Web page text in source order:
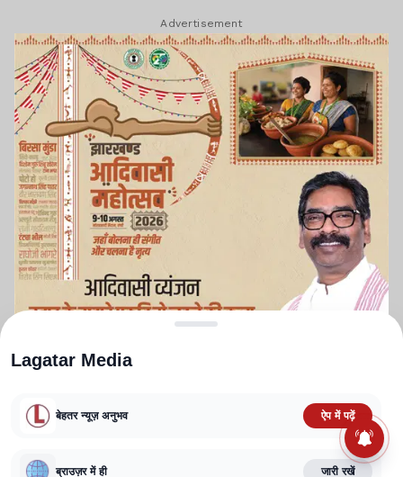
Advertisement
TERMS AND CONDITIONS
CORRECTIONS POLICY
FACT CHECKING POLICY
Lagatar Media
बेहतर न्यूज़ अनुभव ऐप में पढ़ें
ब्राउज़र में ही जारी रखें